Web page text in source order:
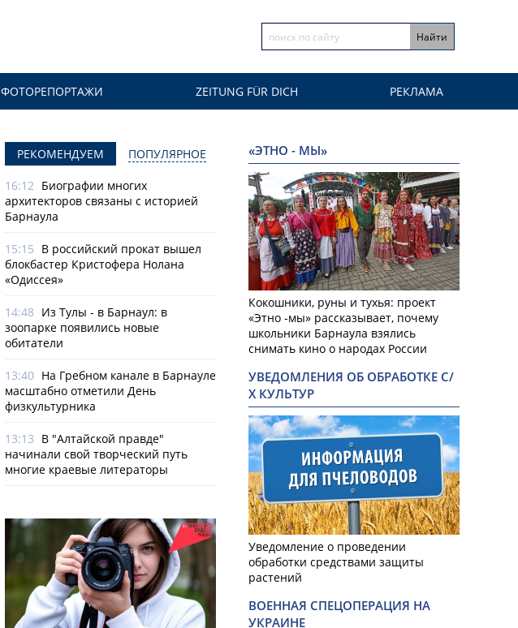
ФОТОРЕПОРТАЖИ ZEITUNG FÜR DICH РЕКЛАМА
РЕКОМЕНДУЕМ ПОПУЛЯРНОЕ
16:12 Биографии многих
архитекторов связаны с историей
Барнаула
15:15 В российский прокат вышел
блокбастер Кристофера Нолана
«Одиссея»
14:48 Из Тулы - в Барнаул: в
зоопарке появились новые
обитатели
13:40 На Гребном канале в Барнауле
масштабно отметили День
физкультурника
13:13 В "Алтайской правде"
начинали свой творческий путь
многие краевые литераторы
«ЭТНО - МЫ»
Кокошники, руны и тухья: проект
«Этно -мы» рассказывает, почему
школьники Барнаула взялись
снимать кино о народах России
УВЕДОМЛЕНИЯ ОБ ОБРАБОТКЕ С/
Х КУЛЬТУР
Уведомление о проведении
обработки средствами защиты
растений
ВОЕННАЯ СПЕЦОПЕРАЦИЯ НА
УКРАИНЕ